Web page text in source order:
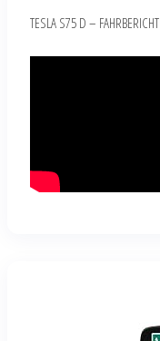
TESLA S75 D – FAHRBERICHT